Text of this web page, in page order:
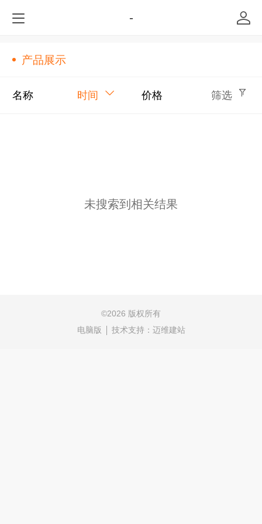
-
产品展示
名称 时间 价格 筛选
未搜索到相关结果
©2026 版权所有
电脑版
技术支持： 迈维建站